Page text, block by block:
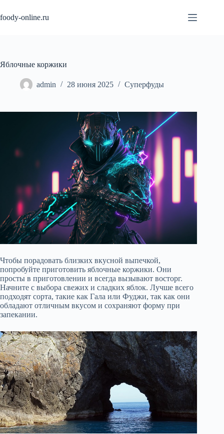
к
сути
foody-online.ru
Яблочные коржики
admin 28 июня 2025 Суперфуды
Чтобы порадовать близких вкусной выпечкой,
попробуйте приготовить яблочные коржики. Они
просты в приготовлении и всегда вызывают восторг.
Начните с выбора свежих и сладких яблок. Лучше всего
подходят сорта, такие как Гала или Фуджи, так как они
обладают отличным вкусом и сохраняют форму при
запекании.